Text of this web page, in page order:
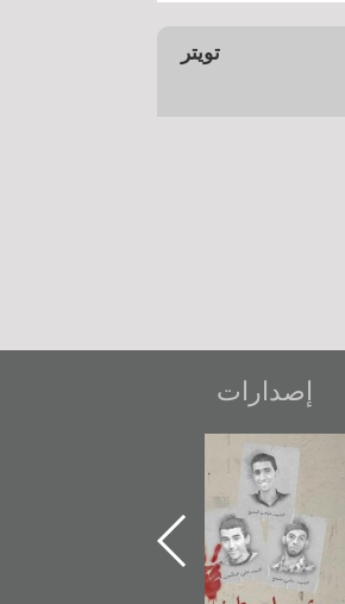
تويتر
إصدارات
شهداء وطن